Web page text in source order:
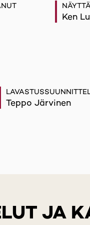
Ken
Teppo Järvinen
JA